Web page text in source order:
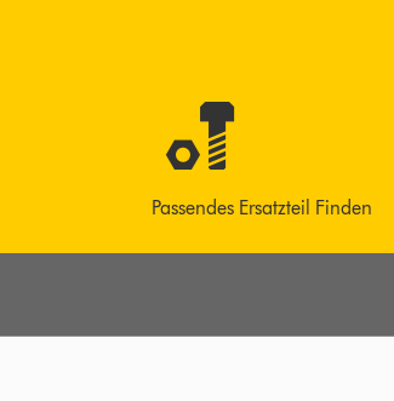
Passendes Ersatzteil Finden